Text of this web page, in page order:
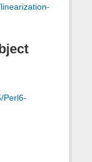
Perl6-